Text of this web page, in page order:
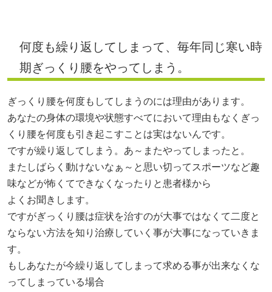
何度も繰り返してしまって、毎年同じ寒い時
期ぎっくり腰をやってしまう。
ぎっくり腰を何度もしてしまうのには理由があります。
あなたの身体の環境や状態すべてにおいて理由もなくぎっ
くり腰を何度も引き起こすことは実はないんです。
ですが繰り返してしまう。あ～またやってしまったと。
またしばらく動けないなぁ～と思い切ってスポーツなど趣
味などが怖くてできなくなったりと患者様から
よくお聞きします。
ですがぎっくり腰は症状を治すのが大事ではなくて二度と
ならない方法を知り治療していく事が大事になっていきま
す。
もしあなたが今繰り返してしまって求める事が出来なくな
ってしまっている場合